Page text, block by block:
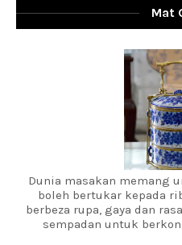
Mat
Dunia masakan memang
boleh bertukar kepada
berbeza rupa, gaya dan
sempadan untuk